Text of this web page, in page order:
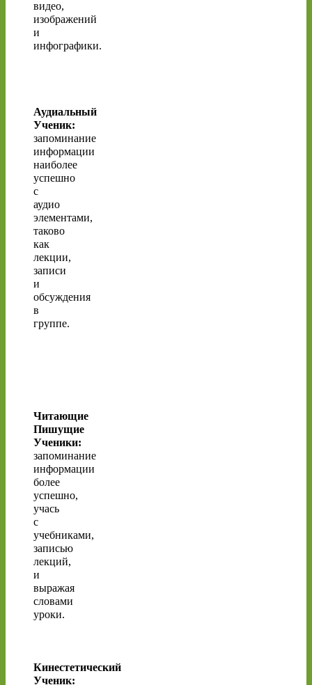
видео,
изображений
и
инфографики.
Аудиальный
Ученик:
запоминание
информации
наиболее
успешно
с
аудио
элементами,
таково
как
лекции,
записи
и
обсуждения
в
группе.
Читающие
Пишущие
Ученики:
запоминание
информации
более
успешно,
учась
с
учебниками,
записью
лекций,
и
выражая
словами
уроки.
Кинестетический
Ученик: